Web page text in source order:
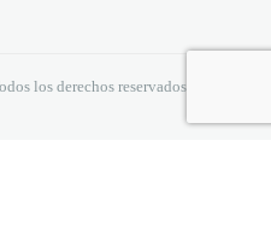
los derechos reservados.